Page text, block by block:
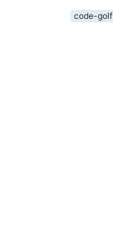
code-golf